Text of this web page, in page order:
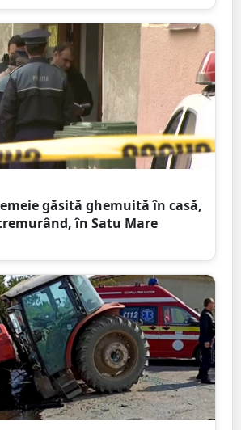
găsită ghemuită în casă,
în Satu Mare